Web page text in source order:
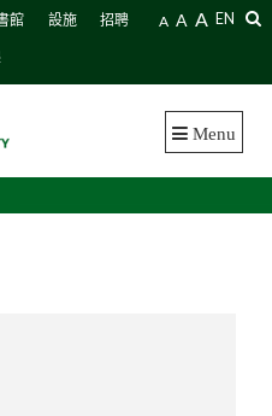
館 設施 招聘 A A A EN
Menu